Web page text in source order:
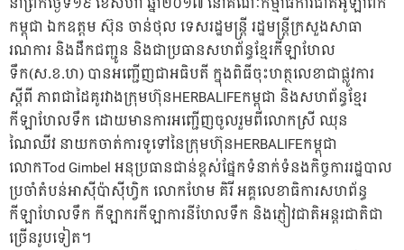
កម្ពុជា ឯកឧត្តម ស៊ុន ចាន់ថុល ទេសរដ្ឋមន្ត្រី រដ្ឋមន្ត្រីក្រសួងសាធា
រណការ និងដឹកជញ្ជូន និងជាប្រធានសហព័ន្ធខ្មែរកីឡាហែល
ទឹក(ស.ខ.ហ) បានអញ្ជើញជាអធិបតី ក្នុងពិធីចុះហត្ថលេខាជាផ្លូវការ
ស្តីពី ភាពជាដៃគូរវាងក្រុមហ៊ុនHERBALIFEកម្ពុជា និងសហព័ន្ធខ្មែរ
កីឡាហែលទឹក ដោយមានការអញ្ជើញចូលរួមពីលោកស្រី ឈុន
ណៃឈីវ នាយកចាត់ការទូទៅនៃក្រុមហ៊ុនHERBALIFEកម្ពុជា
លោកTod Gimbel អនុប្រធានជាន់ខ្ពស់ផ្នែកទំនាក់ទំនងកិច្ចការរដ្ឋបាល
ប្រចាំតំបន់អាស៊ីប៉ាស៊ីហ្វិក លោកហែម គិរី អគ្គលេខាធិការសហព័ន្ធ
កីឡាហែលទឹក កីឡាករកីឡាការនីហែលទឹក និងភ្ញៀវជាតិអន្តរជាតិជា
ច្រើនរូបទៀត។